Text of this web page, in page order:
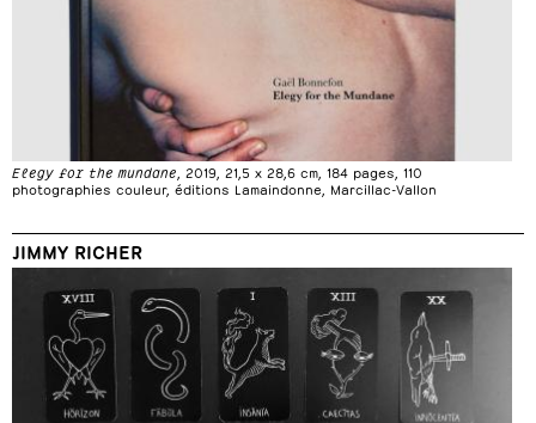
Elegy for the mundane, 2019, 21,5 x 28,6 cm, 184 pages, 110
photographies couleur, éditions Lamaindonne, Marcillac-Vallon
JIMMY RICHER